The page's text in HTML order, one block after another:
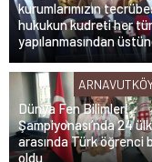
kurumlarımızın
hukukun kudreti her
yapılanmasından
Dünya Fen Bilimleri
Şampiyonası’nda 24
arasında Türk öğrenci
oldu